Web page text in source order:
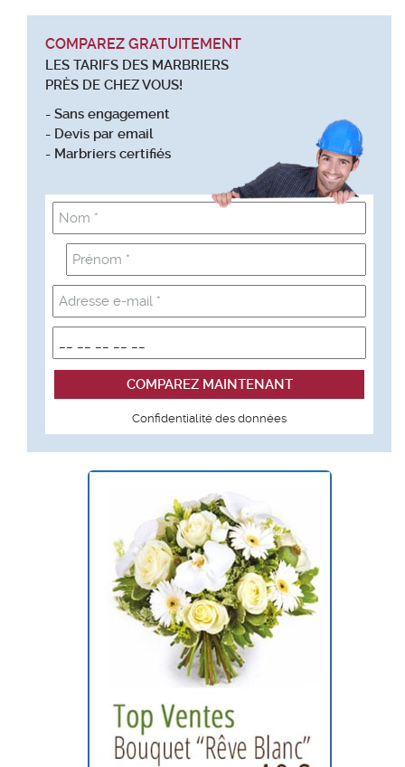
COMPAREZ GRATUITEMENT
LES TARIFS DES MARBRIERS
PRÈS DE CHEZ VOUS!
- Sans engagement
- Devis par email
- Marbriers certifiés
Confidentialité des données